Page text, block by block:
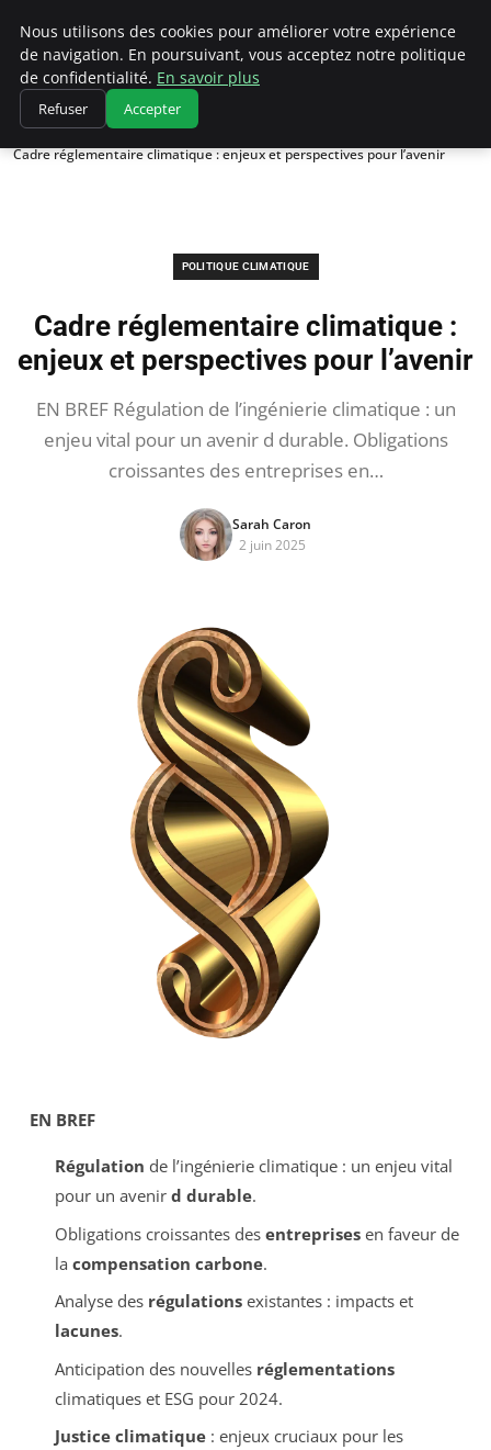
Climatedebtagents
Accueil
Politique climatique
Cadre réglementaire climatique : enjeux et perspectives pour l’avenir
POLITIQUE CLIMATIQUE
Cadre réglementaire climatique :
enjeux et perspectives pour l’avenir
EN BREF Régulation de l’ingénierie climatique : un
enjeu vital pour un avenir d durable. Obligations
croissantes des entreprises en…
Sarah Caron
2 juin 2025
EN BREF
Régulation de l’ingénierie climatique : un enjeu vital
pour un avenir d durable.
Obligations croissantes des entreprisesen faveur de
la compensation carbone.
Analyse des régulationsexistantes : impacts et
lacunes.
Anticipation des nouvelles réglementations
climatiques et ESG pour 2024.
Justice climatique: enjeux cruciaux pour les
Nous utilisons des cookies pour améliorer votre expérience
de navigation. En poursuivant, vous acceptez notre politique
de confidentialité. En savoir plus
Refuser Accepter